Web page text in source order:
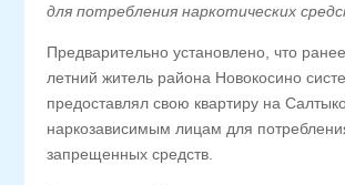
для потребления наркотических
Предварительно установлено, что
летний житель района Новокосино
предоставлял свою квартиру на
наркозависимым лицам для
запрещенных средств.